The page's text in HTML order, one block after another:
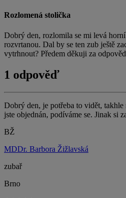
Rozlomená stolička
Dobrý den, rozlomila se mi levá
rozvrtanou. Dal by se ten zub ještě
vytrhnout? Předem děkuji za
1 odpověď
Dobrý den, je potřeba to vidět,
jste objednán, podíváme se. Jinak si
BŽ
MDDr. Barbora Žižlavská
zubař
Brno